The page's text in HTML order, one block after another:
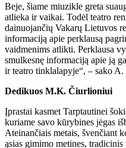
Beje, šiame miuzikle greta
atlieka ir vaikai. Todėl teatro
dainuojančių Vakarų Lietuvos
informaciją apie perklausą
vaidmenims atlikti. Perklausa
smulkesnę informaciją apie ją
ir teatro tinklalapyje“, – sako A.
Dedikuos M.K. Čiurlioniui
Įprastai kasmet Tarptautinei
kuriame savo kūrybines jėgas
Ateinančiais metais, švenčiant
ąsias gimimo metines,